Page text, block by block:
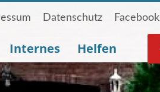
Datenschutz Facebook
Internes Helfen